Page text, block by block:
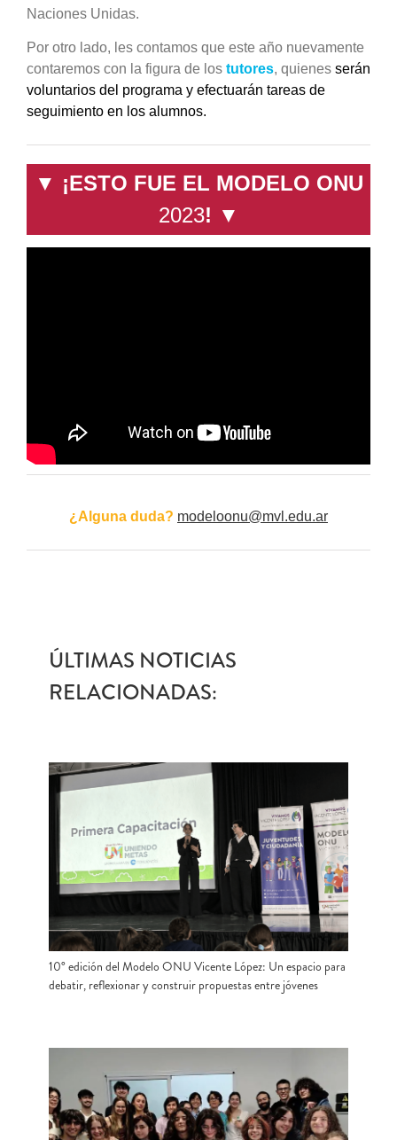
Naciones Unidas.
Por otro lado, les contamos que este año nuevamente
contaremos con la figura de los tutores, quienes serán
voluntarios del programa y efectuarán tareas de
seguimiento en los alumnos.
▼ ¡ESTO FUE EL MODELO ONU
2023! ▼
¿Alguna duda? modeloonu@mvl.edu.ar
ÚLTIMAS NOTICIAS
RELACIONADAS:
10° edición del Modelo ONU Vicente López: Un espacio para
debatir, reflexionar y construir propuestas entre jóvenes